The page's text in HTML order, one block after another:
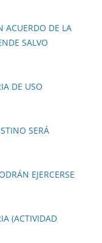
DE LA
SALVO
DE USO
SERÁ
EJERCERSE
(ACTIVIDAD